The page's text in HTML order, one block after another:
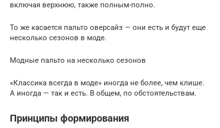
включая верхнюю, также полным-полно.
То же касается пальто оверсайз — они есть и будут еще
несколько сезонов в моде.
Модные пальто на несколько сезонов
«Классика всегда в моде» иногда не более, чем клише.
А иногда — так и есть. В общем, по обстоятельствам.
Принципы формирования